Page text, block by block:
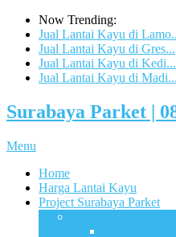
Now Trending:
Jual Lantai Kayu di
Jual Lantai Kayu di Gres...
Jual Lantai Kayu di Kedi...
Jual Lantai Kayu di Madi...
Surabaya Parket |
Menu
Home
Harga Lantai Kayu
Project Surabaya Parket